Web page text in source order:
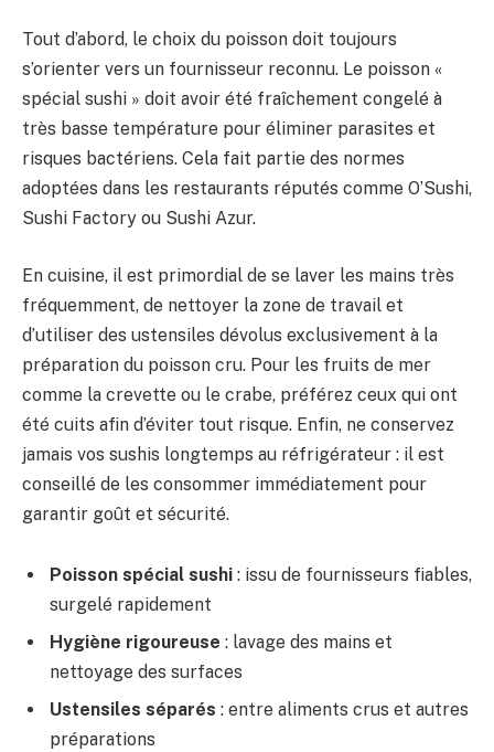
Tout d’abord, le choix du poisson doit toujours
s’orienter vers un fournisseur reconnu. Le poisson «
spécial sushi » doit avoir été fraîchement congelé à
très basse température pour éliminer parasites et
risques bactériens. Cela fait partie des normes
adoptées dans les restaurants réputés comme O’Sushi,
Sushi Factory ou Sushi Azur.
En cuisine, il est primordial de se laver les mains très
fréquemment, de nettoyer la zone de travail et
d’utiliser des ustensiles dévolus exclusivement à la
préparation du poisson cru. Pour les fruits de mer
comme la crevette ou le crabe, préférez ceux qui ont
été cuits afin d’éviter tout risque. Enfin, ne conservez
jamais vos sushis longtemps au réfrigérateur : il est
conseillé de les consommer immédiatement pour
garantir goût et sécurité.
Poisson spécial sushi : issu de fournisseurs fiables,
surgelé rapidement
Hygiène rigoureuse : lavage des mains et
nettoyage des surfaces
Ustensiles séparés : entre aliments crus et autres
préparations